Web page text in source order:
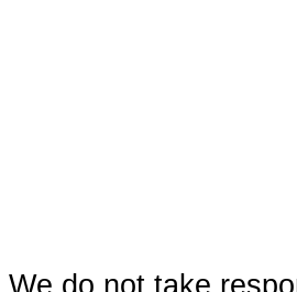
We do not take